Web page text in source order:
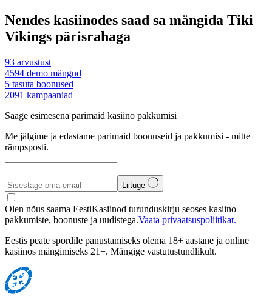
Nendes kasiinodes saad sa mängida Tiki
Vikings pärisrahaga
93 arvustust
4594 demo mängud
5 tasuta boonused
2091 kampaaniad
Saage esimesena parimaid kasiino pakkumisi
Me jälgime ja edastame parimaid boonuseid ja pakkumisi - mitte
rämpsposti.
Liituge
Olen nõus saama EestiKasiinod turunduskirju seoses kasiino
pakkumiste, boonuste ja uudistega.Vaata privaatsuspoliitikat.
Eestis peate spordile panustamiseks olema 18+ aastane ja online
kasiinos mängimiseks 21+. Mängige vastutustundlikult.